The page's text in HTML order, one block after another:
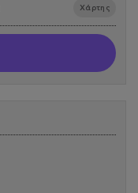
Χάρτης